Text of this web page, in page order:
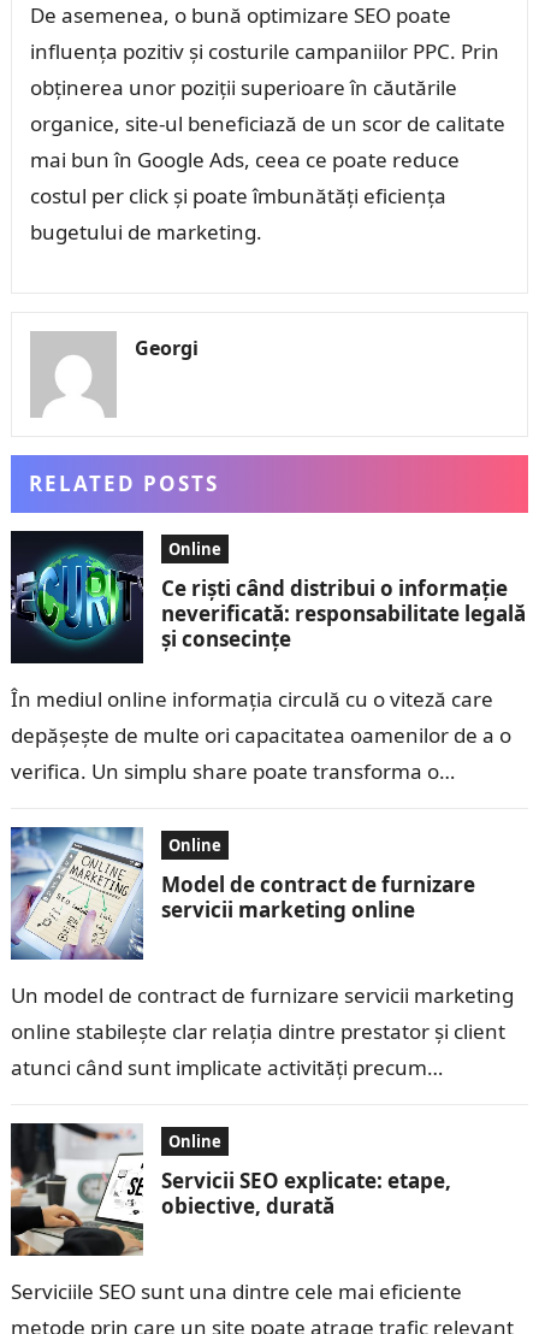
De asemenea, o bună optimizare SEO poate
influența pozitiv și costurile campaniilor PPC. Prin
obținerea unor poziții superioare în căutările
organice, site-ul beneficiază de un scor de calitate
mai bun în Google Ads, ceea ce poate reduce
costul per click și poate îmbunătăți eficiența
bugetului de marketing.
Georgi
RELATED POSTS
Online
Ce riști când distribui o informație
neverificată: responsabilitate legală
și consecințe
În mediul online informația circulă cu o viteză care
depășește de multe ori capacitatea oamenilor de a o
verifica. Un simplu share poate transforma o
Online
Model de contract de furnizare
servicii marketing online
Un model de contract de furnizare servicii marketing
online stabilește clar relația dintre prestator și client
atunci când sunt implicate activități precum
rețelelor…
Online
Servicii SEO explicate: etape,
obiective, durată
Serviciile SEO sunt una dintre cele mai eficiente
metode prin care un site poate atrage trafic relevant